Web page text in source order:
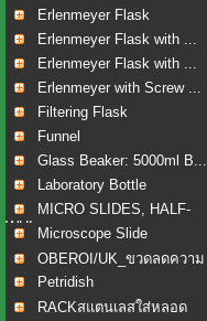
Erlenmeyer Flask
Erlenmeyer Flask with ...
Erlenmeyer Flask with ...
Erlenmeyer with Screw ...
Filtering Flask
Funnel
Glass Beaker: 5000ml B...
Laboratory Bottle
MICRO SLIDES, HALF-
WHI...Microscope Slide
OBEROI/UK_ขวดลดความ
ดัน...
Petridish
RACKสแตนเลสใส่หลอด